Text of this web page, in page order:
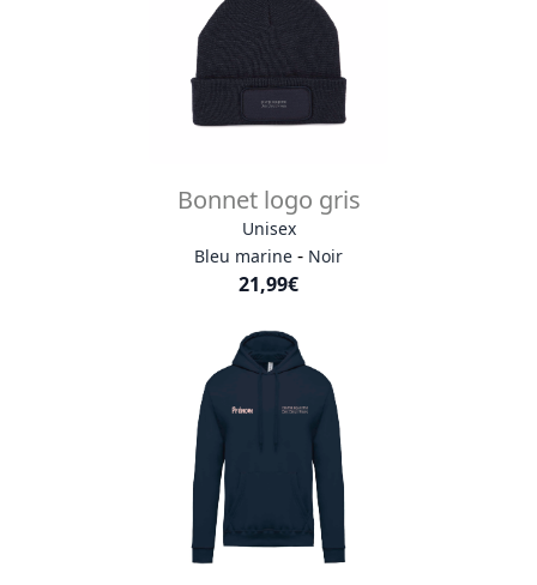
Bonnet logo gris
Unisex
Bleu marine - Noir
21,99€